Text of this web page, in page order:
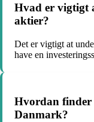
Hvad er vigtigt
aktier?
Det er vigtigt at
have en
Hvordan finder
Danmark?